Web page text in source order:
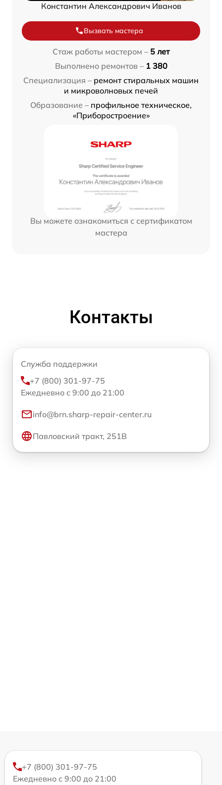
Константин Александрович Иванов
Вызвать мастера
Стаж работы мастером – 5 лет
Выполнено ремонтов – 1 380
Специализация – ремонт стиральных машин
и микроволновых печей
Образование – профильное техническое,
«Приборостроение»
Вы можете ознакомиться с сертификатом
мастера
Контакты
Служба поддержки
+7 (800) 301-97-75
Ежедневно с 9:00 до 21:00
info@brn.sharp-repair-center.ru
Павловский тракт, 251В
+7 (800) 301-97-75
Ежедневно с 9:00 до 21:00